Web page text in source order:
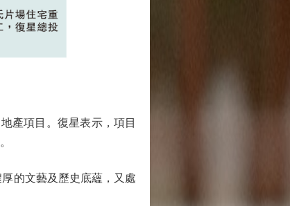
產項目。復星表示，項目
的文藝及歷史底蘊，又處